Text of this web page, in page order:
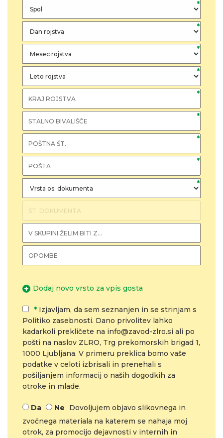
*
*
*
*
*
*
*
*
*
Dodaj novo vrsto za vpis gosta
* Izjavljam, da sem seznanjen in se strinjam s
Politiko zasebnosti. Dano privolitev lahko
kadarkoli prekličete na info@zavod-zlro.si ali po
pošti na naslov ZLRO, Trg prekomorskih brigad 1,
1000 Ljubljana. V primeru preklica bomo vaše
podatke v celoti izbrisali in prenehali s
pošiljanjem informacij o naših dogodkih za
otroke in mlade.
Da Ne
Dovoljujem objavo slikovnega in
zvočnega materiala na katerem se nahaja moj
otrok, za promocijo dejavnosti v internih in